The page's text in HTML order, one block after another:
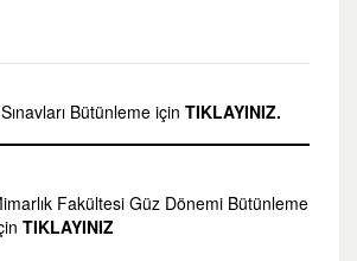
Bütünleme için TIKLAYINIZ.
Fakültesi Güz Dönemi Bütünleme
TIKLAYINIZ